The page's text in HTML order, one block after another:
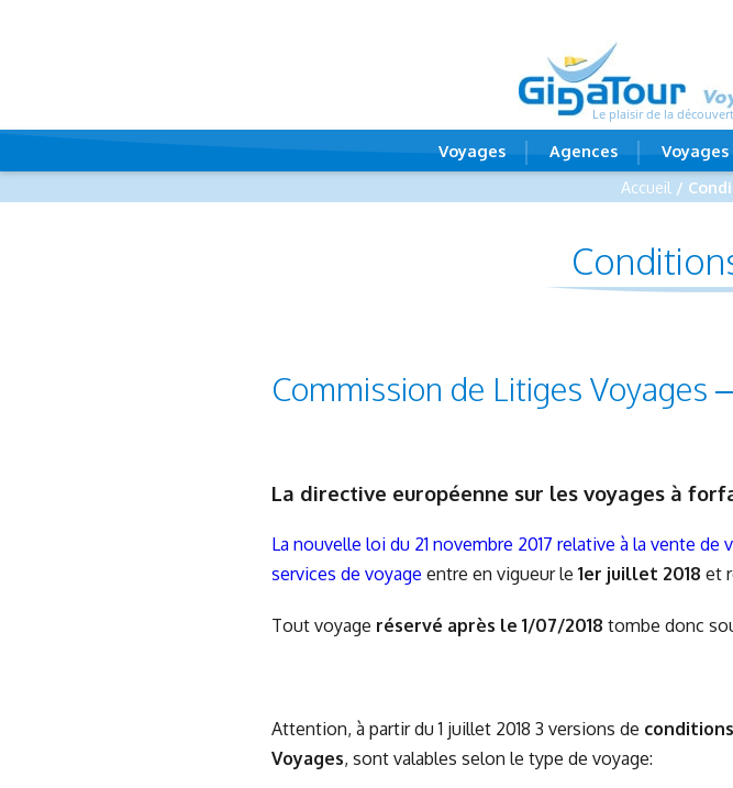
Le plaisir de la
Voyages Agences
Accueil /
Commission de Litiges Voyages
La directive européenne sur les voyages à
La nouvelle loi du 21 novembre 2017 relative à la vente
services de voyage entre en vigueur le 1er juillet 2018 et
Tout voyage réservé après le 1/07/2018 tombe donc
Attention, à partir du 1 juillet 2018 3 versions de
Voyages, sont valables selon le type de voyage: